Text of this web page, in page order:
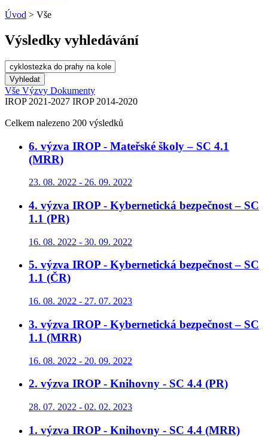
Úvod > Vše
Výsledky vyhledávání
Vše Výzvy Dokumenty
IROP 2021-2027 IROP 2014-2020
Celkem nalezeno 200 výsledků
6. výzva IROP - Mateřské školy – SC 4.1
(MRR)
23. 08. 2022 - 26. 09. 2022
4. výzva IROP - Kybernetická bezpečnost – SC
1.1 (PR)
16. 08. 2022 - 30. 09. 2022
5. výzva IROP - Kybernetická bezpečnost – SC
1.1 (ČR)
16. 08. 2022 - 27. 07. 2023
3. výzva IROP - Kybernetická bezpečnost – SC
1.1 (MRR)
16. 08. 2022 - 20. 09. 2022
2. výzva IROP - Knihovny - SC 4.4 (PR)
28. 07. 2022 - 02. 02. 2023
1. výzva IROP - Knihovny - SC 4.4 (MRR)